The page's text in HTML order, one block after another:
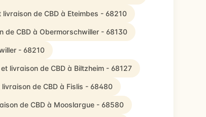
livraison de CBD à Eteimbes - 68210
de CBD à Obermorschwiller - 68130
- 68210
livraison de CBD à Biltzheim - 68127
de CBD à Fislis - 68480
de CBD à Mooslargue - 68580